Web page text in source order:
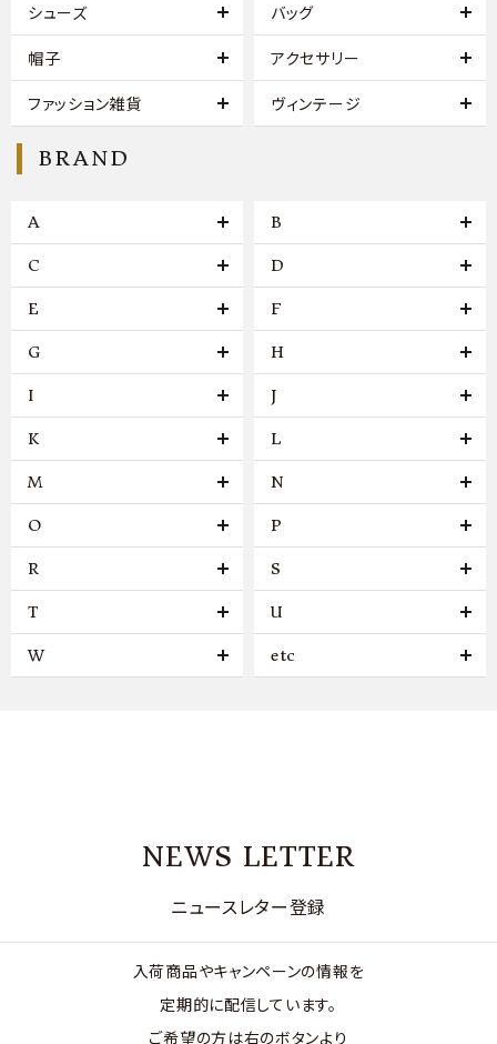
シューズ バッグ
帽子 アクセサリー
ファッション雑貨 ヴィンテージ
BRAND
A B
C D
E F
G H
I J
K L
M N
O P
R S
T U
W etc
NEWS LETTER
ニュースレター登録
入荷商品やキャンペーンの情報を
定期的に配信しています。
ご希望の方は右のボタンより